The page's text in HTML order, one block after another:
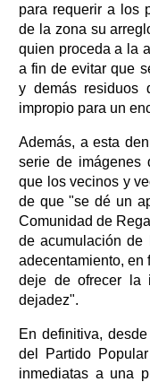
para requerir a los
de la zona su
quien proceda a la
a fin de evitar que
y demás residuos
impropio para un
Además, a esta
serie de imágenes
que los vecinos y
de que "se dé un
Comunidad de
de acumulación de
adecentamiento, en
deje de ofrecer la
dejadez".
En definitiva,
del Partido
inmediatas a una